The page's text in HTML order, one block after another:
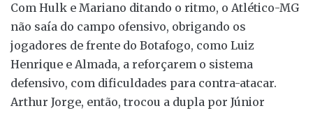
Com Hulk e Mariano ditando o ritmo, o Atlético-MG
não saía do campo ofensivo, obrigando os
jogadores de frente do Botafogo, como Luiz
Henrique e Almada, a reforçarem o sistema
defensivo, com dificuldades para contra-atacar.
Arthur Jorge, então, trocou a dupla por Júnior